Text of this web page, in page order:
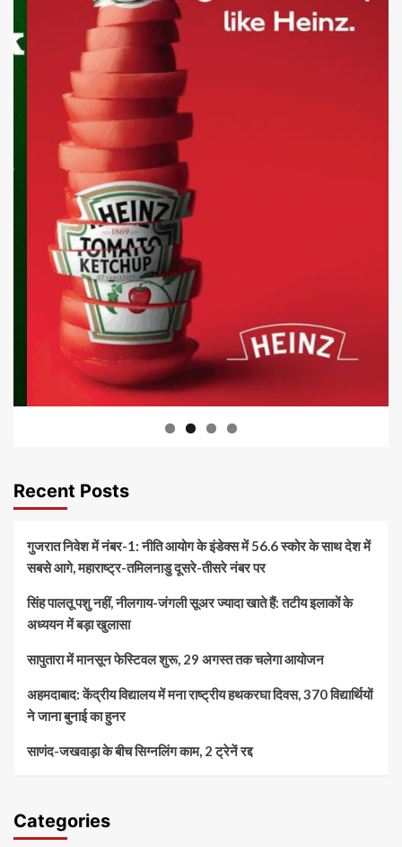
Recent Posts
गुजरात निवेश में नंबर-1: नीति आयोग के इंडेक्स में 56.6 स्कोर के साथ देश में
सबसे आगे, महाराष्ट्र-तमिलनाडु दूसरे-तीसरे नंबर पर
सिंह पालतू पशु नहीं, नीलगाय-जंगली सूअर ज्यादा खाते हैं: तटीय इलाकों के
अध्ययन में बड़ा खुलासा
सापुतारा में मानसून फेस्टिवल शुरू, 29 अगस्त तक चलेगा आयोजन
अहमदाबाद: केंद्रीय विद्यालय में मना राष्ट्रीय हथकरघा दिवस, 370 विद्यार्थियों
ने जाना बुनाई का हुनर
साणंद-जखवाड़ा के बीच सिग्नलिंग काम, 2 ट्रेनें रद्द
Categories